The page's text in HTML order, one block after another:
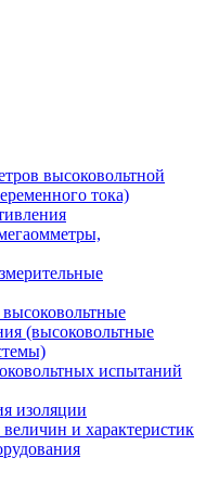
высоковольтной
тока)
(высоковольтные
испытаний
изоляции
и характеристик